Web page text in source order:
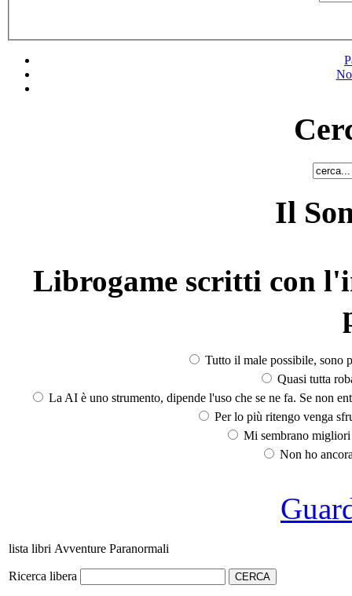
Il
Librogame scritti con
Tutto il male possibile, sono
Quasi tutta
La AI è uno strumento, dipende l'uso che se ne fa. Se non
Per lo più ritengo venga
Mi sembrano
Non ho
lista libri Avventure Paranormali
Ricerca libera